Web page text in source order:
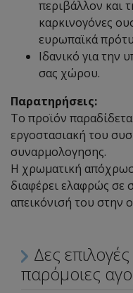
περιβάλλον και
καρκινογόνες
ευρωπαϊκά
Ιδανικό για την
σας χώρου.
Παρατηρήσεις:
Το προϊόν
εργοστασιακή του
συναρμολογησης.
Η χρωματική
διαφέρει ελαφρώς σε
απεικόνισή του στην
Δες
παρόμοιες